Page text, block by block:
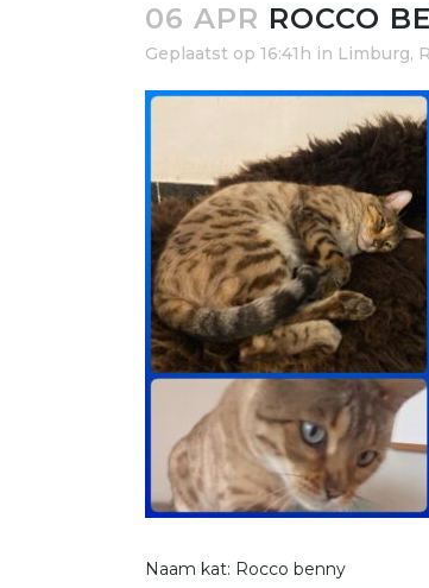
06 APR ROCCO
Geplaatst op 16:41h in Limburg,
Naam kat: Rocco benny